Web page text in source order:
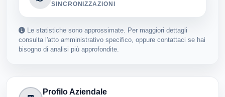
SINCRONIZZAZIONI
Le statistiche sono approssimate. Per maggiori dettagli
consulta l'atto amministrativo specifico, oppure contattaci se hai
bisogno di analisi più approfondite.
Profilo Aziendale